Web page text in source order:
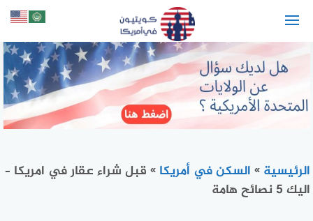
الرئيسية » السكن في أمريكا » قبل شراء عقار في امريكا –
اليك 5 نصائح هامة